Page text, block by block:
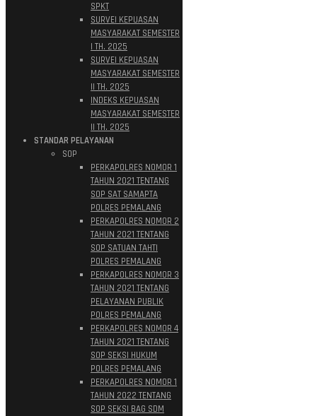
SPKT
SURVEI KEPUASAN
MASYARAKAT SEMESTER
I TH. 2025
SURVEI KEPUASAN
MASYARAKAT SEMESTER
II TH. 2025
INDEKS KEPUASAN
MASYARAKAT SEMESTER
II TH. 2025
STANDAR PELAYANAN
SOP
PERKAPOLRES NOMOR 1
TAHUN 2021 TENTANG
SOP SAT SAMAPTA
POLRES PEMALANG
PERKAPOLRES NOMOR 2
TAHUN 2021 TENTANG
SOP SATUAN TAHTI
POLRES PEMALANG
PERKAPOLRES NOMOR 3
TAHUN 2021 TENTANG
PELAYANAN PUBLIK
POLRES PEMALANG
PERKAPOLRES NOMOR 4
TAHUN 2021 TENTANG
SOP SEKSI HUKUM
POLRES PEMALANG
PERKAPOLRES NOMOR 1
TAHUN 2022 TENTANG
SOP SEKSI BAG SDM